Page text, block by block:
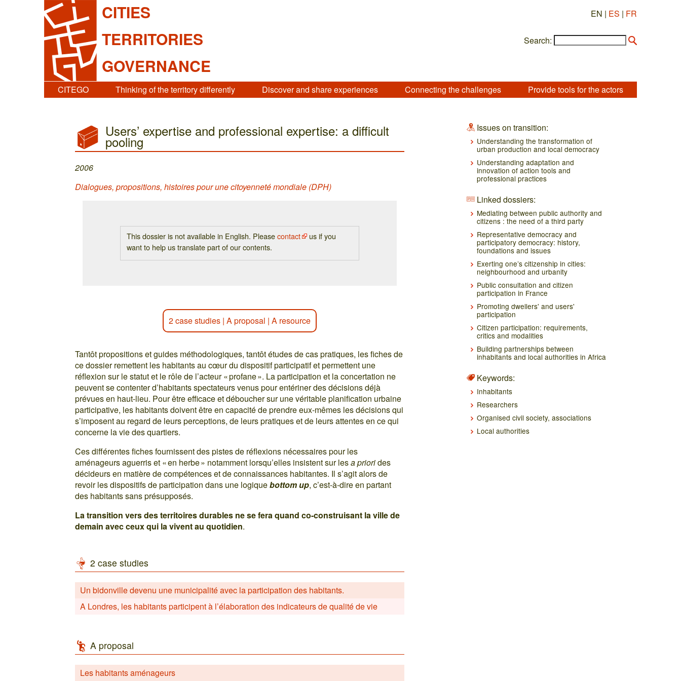
CITIES
TERRITORIES
GOVERNANCE
EN | ES | FR
Search:
CITEGO Thinking of the territory differently Discover and share experiences Connecting the challenges Provide tools for the actors
Users’ expertise and professional expertise: a difficult
pooling
2006
Dialogues, propositions, histoires pour une citoyenneté mondiale (DPH)
This dossier is not available in English. Pleasecontact
us if you
want to help us translate part of our contents.
2 case studies |A proposal |A resource
Tantôt propositions et guides méthodologiques, tantôt études de cas pratiques, les fiches de
ce dossier remettent les habitants au cœur du dispositif participatif et permettent une
réflexion sur le statut et le rôle de l’acteur « profane ». La participation et la concertation ne
peuvent se contenter d’habitants spectateurs venus pour entériner des décisions déjà
prévues en haut-lieu. Pour être efficace et déboucher sur une véritable planification urbaine
participative, les habitants doivent être en capacité de prendre eux-mêmes les décisions qui
s’imposent au regard de leurs perceptions, de leurs pratiques et de leurs attentes en ce qui
concerne la vie des quartiers.
Ces différentes fiches fournissent des pistes de réflexions nécessaires pour les
aménageurs aguerris et « en herbe » notamment lorsqu’elles insistent sur lesa priorides
décideurs en matière de compétences et de connaissances habitantes. Il s’agit alors de
revoir les dispositifs de participation dans une logiquebottom up, c’est-à-dire en partant
des habitants sans présupposés.
La transition vers des territoires durables ne se fera quand co-construisant la ville de
demain avec ceux qui la vivent au quotidien.
2 case studies
Un bidonville devenu une municipalité avec la participation des habitants.
A Londres, les habitants participent à l’élaboration des indicateurs de qualité de vie
A proposal
Les habitants aménageurs
Issues on transition:
Understanding the transformation of
urban production and local democracy
Understanding adaptation and
innovation of action tools and
professional practices
Linked dossiers:
Mediating between public authority and
citizens : the need of a third party
Representative democracy and
participatory democracy: history,
foundations and issues
Exerting one’s citizenship in cities:
neighbourhood and urbanity
Public consultation and citizen
participation in France
Promoting dwellers' and users'
participation
Citizen participation: requirements,
critics and modalities
Building partnerships between
inhabitants and local authorities in Africa
Keywords:
Inhabitants
Researchers
Organised civil society, associations
Local authorities